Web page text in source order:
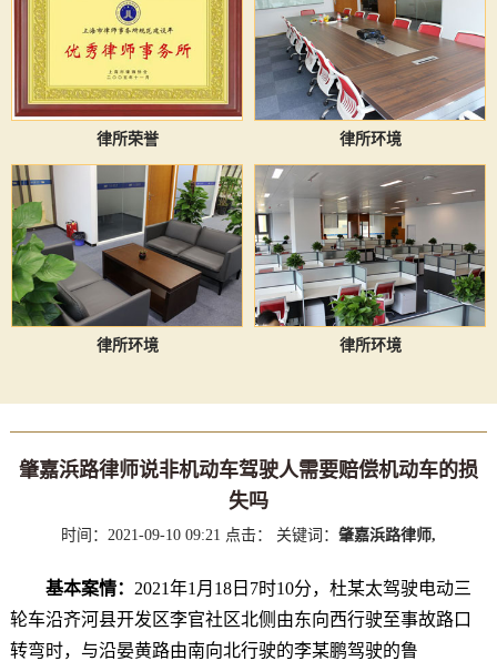
律所荣誉 律所环境
律所环境 律所环境
肇嘉浜路律师说非机动车驾驶人需要赔偿机动车的损
失吗
时间：2021-09-10 09:21 点击： 关键词： 肇嘉浜路律师,
基本案情： 2021年1月18日7时10分，杜某太驾驶电动三
轮车沿齐河县开发区李官社区北侧由东向西行驶至事故路口
转弯时，与沿晏黄路由南向北行驶的李某鹏驾驶的鲁